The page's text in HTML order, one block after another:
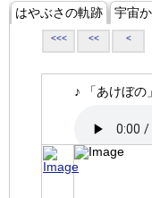
はやぶさの軌跡 宇宙
<<< << <
♪ 「あけぼの」